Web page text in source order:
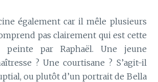
également car il mêle plusieurs
pas clairement qui est cette
peinte par Raphaël. Une jeune
? Une courtisane ? S’agit-il
ou plutôt d’un portrait de Bella